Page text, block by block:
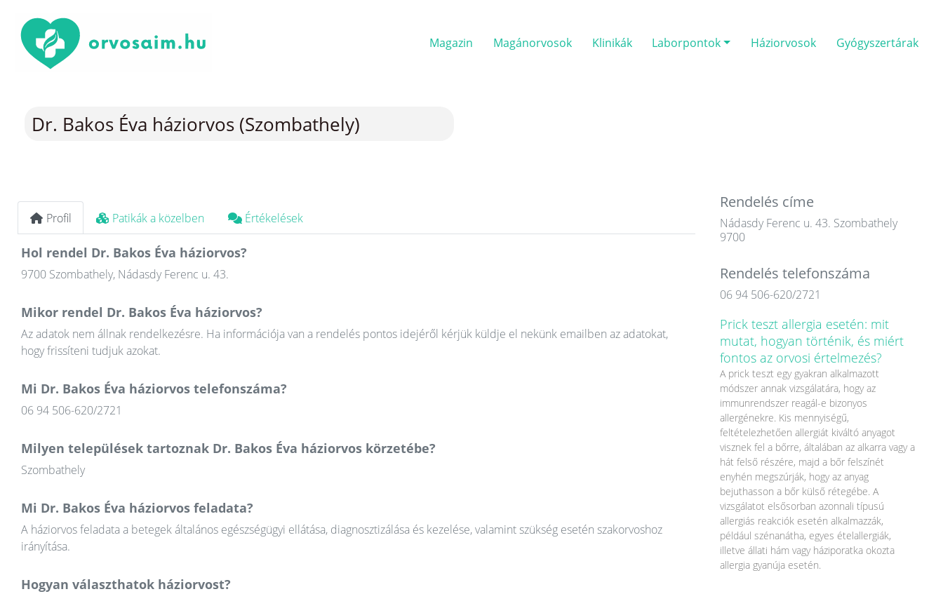
Magazin Magánorvosok Klinikák Laborpontok Háziorvosok Gyógyszertárak
Dr. Bakos Éva háziorvos (Szombathely)
Profil Patikák a közelben Értékelések
Hol rendel Dr. Bakos Éva háziorvos?
9700 Szombathely, Nádasdy Ferenc u. 43.
Mikor rendel Dr. Bakos Éva háziorvos?
Az adatok nem állnak rendelkezésre. Ha információja van a rendelés pontos idejéről kérjük küldje el nekünk emailben az adatokat,
hogy frissíteni tudjuk azokat.
Mi Dr. Bakos Éva háziorvos telefonszáma?
06 94 506-620/2721
Milyen települések tartoznak Dr. Bakos Éva háziorvos körzetébe?
Szombathely
Mi Dr. Bakos Éva háziorvos feladata?
A háziorvos feladata a betegek általános egészségügyi ellátása, diagnosztizálása és kezelése, valamint szükség esetén szakorvoshoz
irányítása.
Hogyan választhatok háziorvost?
Rendelés címe
Nádasdy Ferenc u. 43. Szombathely
9700
Rendelés telefonszáma
06 94 506-620/2721
Prick teszt allergia esetén: mit
mutat, hogyan történik, és miért
fontos az orvosi értelmezés?
A prick teszt egy gyakran alkalmazott
módszer annak vizsgálatára, hogy az
immunrendszer reagál-e bizonyos
allergénekre. Kis mennyiségű,
feltételezhetően allergiát kiváltó anyagot
visznek fel a bőrre, általában az alkarra vagy a
hát felső részére, majd a bőr felszínét
enyhén megszúrják, hogy az anyag
bejuthasson a bőr külső rétegébe. A
vizsgálatot elsősorban azonnali típusú
allergiás reakciók esetén alkalmazzák,
például szénanátha, egyes ételallergiák,
illetve állati hám vagy háziporatka okozta
allergia gyanúja esetén.